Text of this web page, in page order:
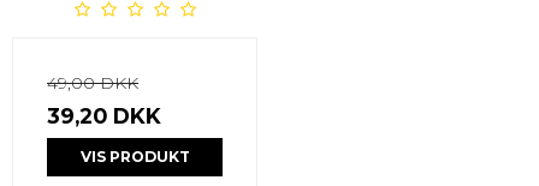
49,00 DKK
39,20 DKK
VIS PRODUKT